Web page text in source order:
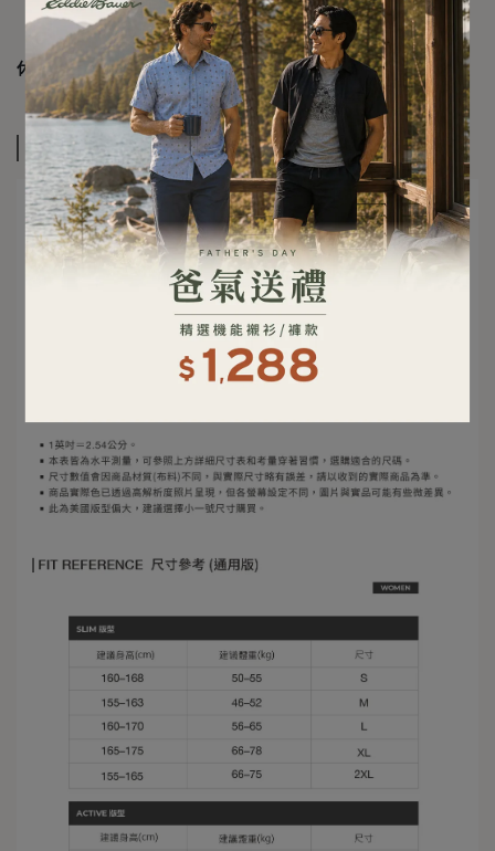
休閒版型：休閒舒適，穿著自在
規格說明